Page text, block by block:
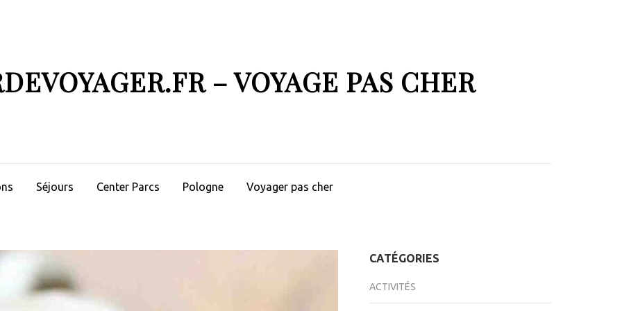
– VOYAGE PAS CHER
Séjours Center Parcs Pologne Voyager pas cher
CATÉGORIES
ACTIVITÉS